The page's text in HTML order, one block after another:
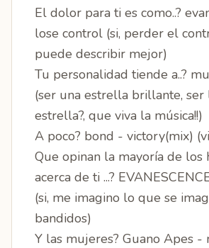
El dolor para ti es como..?
lose control (si, perder el
puede describir mejor)
Tu personalidad tiende a..?
(ser una estrella brillante, ser
estrella?, que viva la música!!)
A poco? bond - victory(mix)
Que opinan la mayoría de los
acerca de ti ...?
(si, me imagino lo que se
bandidos)
Y las mujeres? Guano Apes